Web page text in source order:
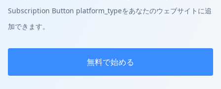
Subscription Button platform_typeをあなたのウェブサイトに追
加できます。
無料で始める